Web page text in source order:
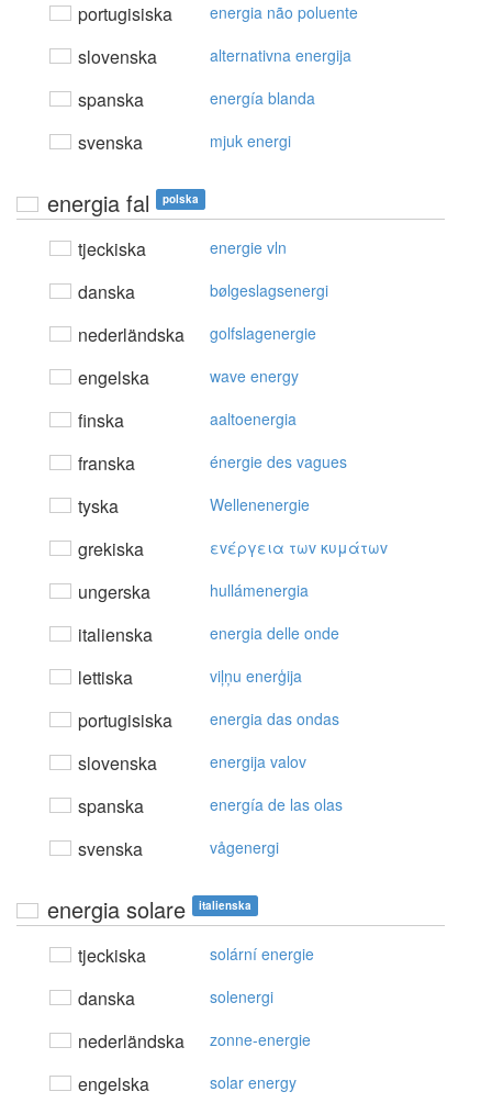
portugisiska energia não poluente
slovenska alternativna energija
spanska energía blanda
svenska mjuk energi
energia fal polska
tjeckiska energie vln
danska bølgeslagsenergi
nederländska golfslagenergie
engelska wave energy
finska aaltoenergia
franska énergie des vagues
tyska Wellenenergie
grekiska εvέργεια τωv κυμάτωv
ungerska hullámenergia
italienska energia delle onde
lettiska viļņu enerģija
portugisiska energia das ondas
slovenska energija valov
spanska energía de las olas
svenska vågenergi
energia solare italienska
tjeckiska solární energie
danska solenergi
nederländska zonne-energie
engelska solar energy